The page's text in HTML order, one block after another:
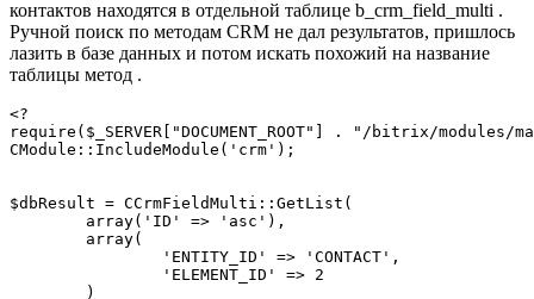
контактов находятся в отдельной таблице b_crm_field_multi .
Ручной поиск по методам CRM не дал результатов, пришлось
лазить в базе данных и потом искать похожий на название
таблицы метод .
<?
require($_SERVER["DOCUMENT_ROOT"] . "/bitrix/
CModule::IncludeModule('crm');
$dbResult = CCrmFieldMulti::GetList(